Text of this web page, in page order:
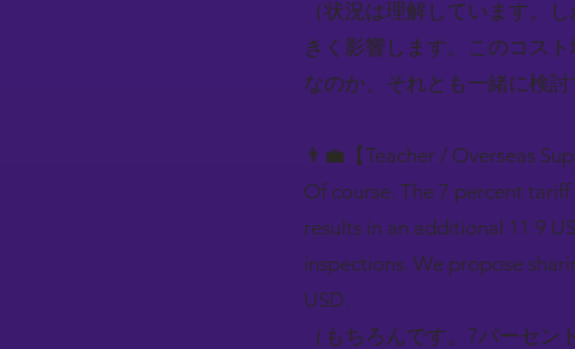
（状況は理解しています。
きく影響します。このコス
なのか、それとも一緒に検
👨‍💼【Teacher / Overseas
Of course. The 7 percent
results in an additional 11.9
inspections. We propose
USD.
（もちろんです。7パーセ